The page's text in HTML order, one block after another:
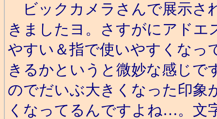
ビックカメラさんで展示さ
きましたヨ。さすがにアド
やすい＆指で使いやすくなっ
きるかというと微妙な感じで
のでだいぶ大きくなった印象
くなってるんですよね…。文